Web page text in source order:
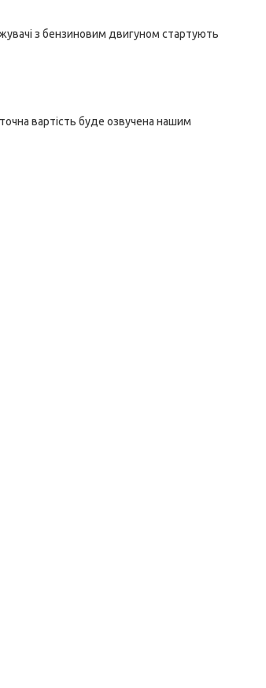
з бензиновим двигуном стартують
вартість буде озвучена нашим